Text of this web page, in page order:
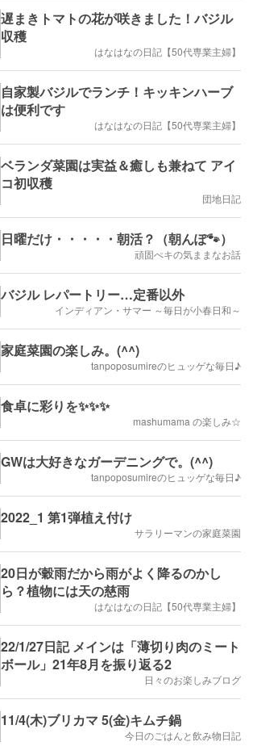
遅まきトマトの花が咲きました！バジル
収穫
はなはなの日記【50代専業主婦】
自家製バジルでランチ！キッキンハーブ
は便利です
はなはなの日記【50代専業主婦】
ベランダ菜園は実益＆癒しも兼ねて アイ
コ初収穫
団地日記
日曜だけ・・・・・朝活？（朝んぽ🐾）
頑固ぺキの気ままなお話
バジル レパートリー…定番以外
インディアン・サマー ～毎日が小春日和～
家庭菜園の楽しみ。(^^)
tanpoposumireのヒュッゲな毎日♪
食卓に彩りを✨✨✨
mashumama の楽しみ☆
GWは大好きなガーデニングで。(^^)
tanpoposumireのヒュッゲな毎日♪
2022_1 第1弾植え付け
サラリーマンの家庭菜園
20日が穀雨だから雨がよく降るのかし
ら？植物には天の慈雨
はなはなの日記【50代専業主婦】
22/1/27日記 メインは「薄切り肉のミート
ボール」21年8月を振り返る2
日々のお楽しみブログ
11/4(木)ブリカマ 5(金)キムチ鍋
今日のごはんと飲み物日記